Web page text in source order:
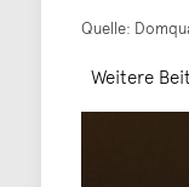
Quelle:
Weitere